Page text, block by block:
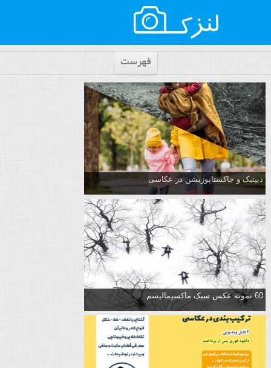
فهرست
دیپتیک و جاکستا‌پوزیشن در عکاسی
60 نمونه عکس سبک ماکسیمالیسم